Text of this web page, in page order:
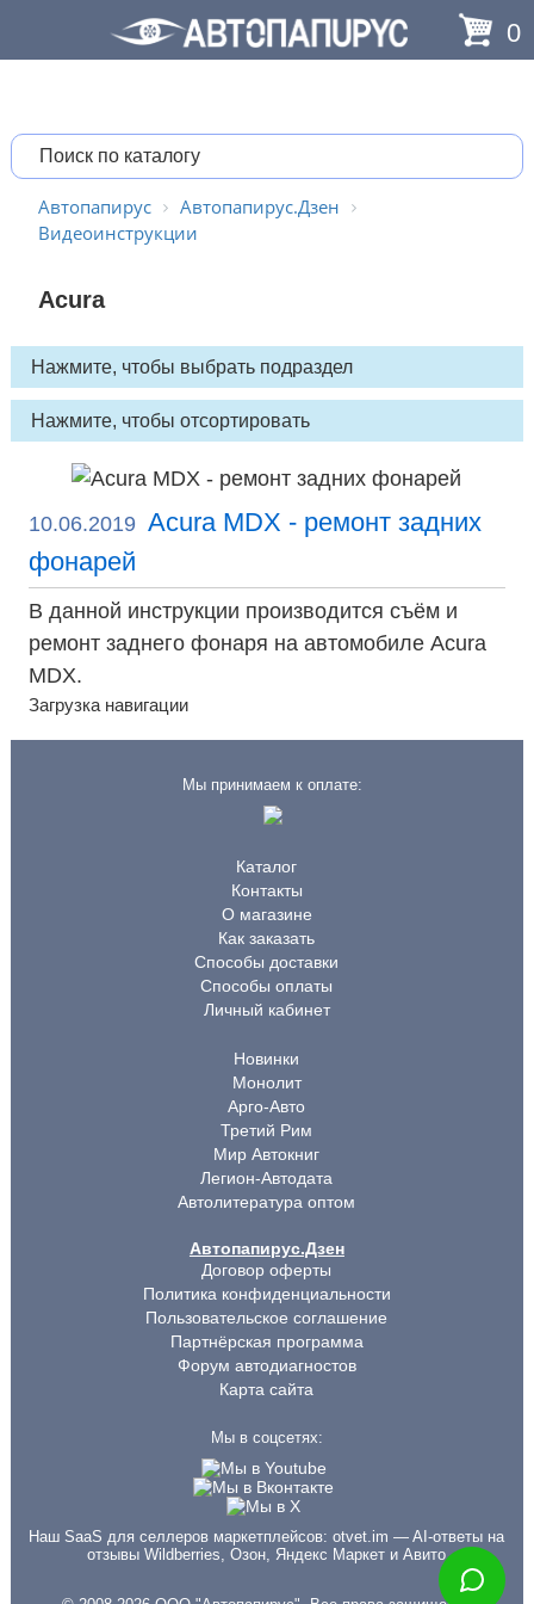
0
Автопапирус
Автопапирус.Дзен
Видеоинструкции
Acura
10.06.2019 Acura MDX - ремонт задних
фонарей
В данной инструкции производится съём и
ремонт заднего фонаря на автомобиле Acura
MDX.
Загрузка навигации
Мы принимаем к оплате:
Каталог
Контакты
О магазине
Как заказать
Способы доставки
Способы оплаты
Личный кабинет
Новинки
Монолит
Арго-Авто
Третий Рим
Мир Автокниг
Легион-Автодата
Автолитература оптом
Автопапирус.Дзен
Договор оферты
Политика конфиденциальности
Пользовательское соглашение
Партнёрская программа
Форум автодиагностов
Карта сайта
Мы в соцсетях:
Наш SaaS для селлеров маркетплейсов:otvet.im — AI-ответы на
отзывы Wildberries, Озон, Яндекс Маркет и Авито